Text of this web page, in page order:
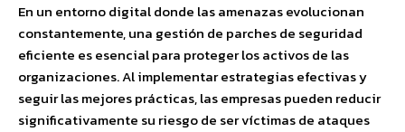
En un entorno digital donde las amenazas evolucionan
constantemente, una gestión de parches de seguridad
eficiente es esencial para proteger los activos de las
organizaciones. Al implementar estrategias efectivas y
seguir las mejores prácticas, las empresas pueden reducir
significativamente su riesgo de ser víctimas de ataques